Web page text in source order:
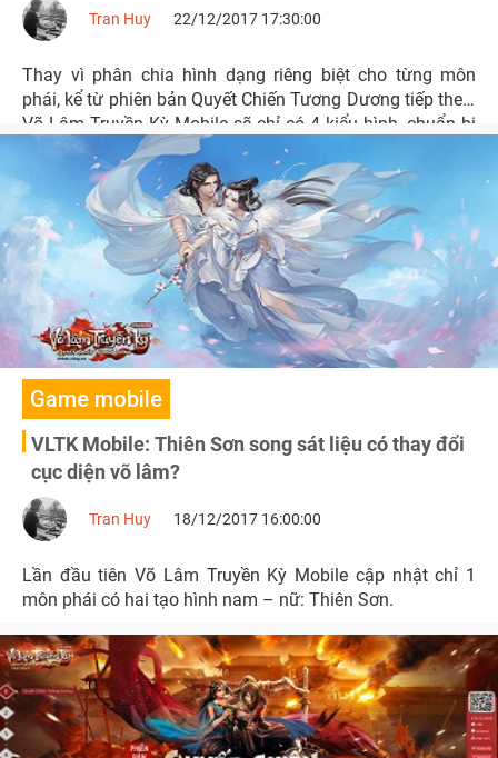
Tran Huy 22/12/2017 17:30:00
Thay vì phân chia hình dạng riêng biệt cho từng môn
phái, kể từ phiên bản Quyết Chiến Tương Dương tiếp theo,
Võ Lâm Truyền Kỳ Mobile sẽ chỉ có 4 kiểu hình, chuẩn bị
sẵn sàng để có thêm nhiều phái hơn nữa.
Game mobile
VLTK Mobile: Thiên Sơn song sát liệu có thay đổi
cục diện võ lâm?
Tran Huy 18/12/2017 16:00:00
Lần đầu tiên Võ Lâm Truyền Kỳ Mobile cập nhật chỉ 1
môn phái có hai tạo hình nam – nữ: Thiên Sơn.